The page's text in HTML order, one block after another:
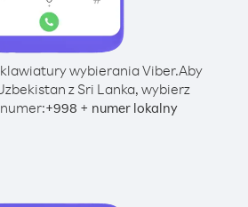
wybierania Viber.Aby
z Sri Lanka, wybierz
+998 + numer lokalny